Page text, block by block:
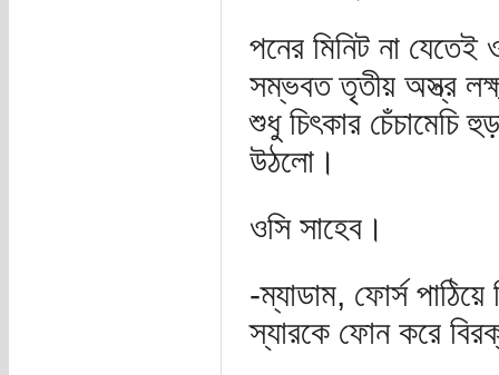
পনের মিনিট না
সম্ভবত তৃতীয় অস্ত্র
শুধু চিৎকার চেঁচামেচি
উঠলো।
ওসি সাহেব।
-ম্যাডাম, ফোর্স
স্যারকে ফোন করে